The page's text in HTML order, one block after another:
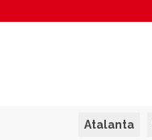
Atalanta